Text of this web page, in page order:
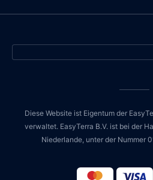
Diese Website ist Eigentum der
verwaltet. EasyTerra B.V. ist bei der
Niederlande, unter der Nummer